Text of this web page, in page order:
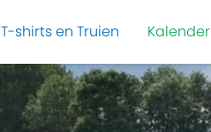
T-shirts en Truien Kalender